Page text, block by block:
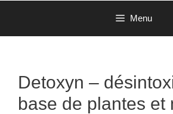
Menu
Detoxyn –
base de plantes et